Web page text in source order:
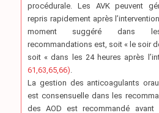
procédurale. Les AVK peuvent
repris rapidement après
moment suggéré dans
recommandations est, soit « le soir
soit « dans les 24 heures après
61,63,65,66)
La gestion des anticoagulants
est consensuelle dans les
des AOD est recommandé avant